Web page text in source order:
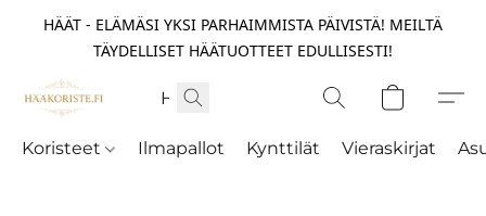
HÄÄT - ELÄMÄSI YKSI PARHAIMMISTA PÄIVISTÄ! MEILTÄ
TÄYDELLISET HÄÄTUOTTEET EDULLISESTI!
Koristeet Ilmapallot Kynttilät Vieraskirjat